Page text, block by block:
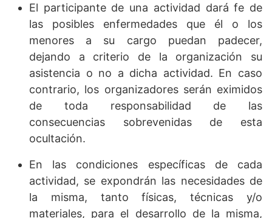
El participante de una actividad dará fe de
las posibles enfermedades que él o los
menores a su cargo puedan padecer,
dejando a criterio de la organización su
asistencia o no a dicha actividad. En caso
contrario, los organizadores serán eximidos
de toda responsabilidad de las
consecuencias sobrevenidas de esta
ocultación.
En las condiciones específicas de cada
actividad, se expondrán las necesidades de
la misma, tanto físicas, técnicas y/o
materiales, para el desarrollo de la misma,